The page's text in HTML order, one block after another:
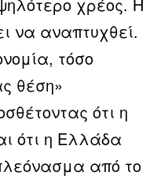
να αναπτυχθεί.
τόσο
θέση»
ότι η
ότι η Ελλάδα
από το